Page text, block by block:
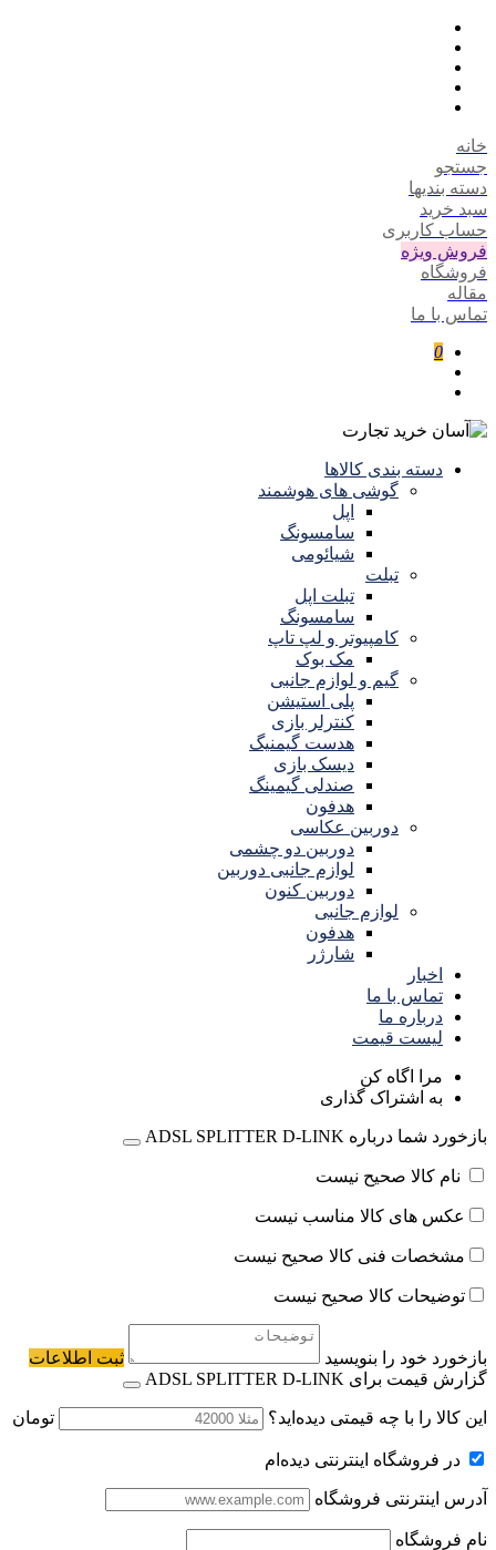
خانه
جستجو
دسته بندیها
سبد خرید
حساب کاربری
فروش ویژه
فروشگاه
مقاله
تماس با ما
0
دسته بندی کالاها
گوشی های هوشمند
اپل
سامسونگ
شیائومی
تبلت
تبلت اپل
سامسونگ
کامپیوتر و لپ تاپ
مک بوک
گیم و لوازم جانبی
پلی استیشن
کنترلر بازی
هدست گیمنیگ
دیسک بازی
صندلی گیمینگ
هدفون
دوربین عکاسی
دوربین دو چشمی
لوازم جانبی دوربین
دوربین کنون
لوازم جانبی
هدفون
شارژر
اخبار
تماس با ما
درباره ما
لیست قیمت
مرا اگاه کن
به اشتراک گذاری
بازخورد شما درباره ADSL SPLITTER D-LINK
نام کالا صحیح نیست
عکس های کالا مناسب نیست
مشخصات فنی کالا صحیح نیست
توضیحات کالا صحیح نیست
بازخورد خود را بنویسید
ثبت اطلاعات
گزارش قیمت برای ADSL SPLITTER D-LINK
این کالا را با چه قیمتی دیده‌اید؟ تومان
در فروشگاه اینترنتی دیده‌ام
آدرس اینترنتی فروشگاه
نام فروشگاه